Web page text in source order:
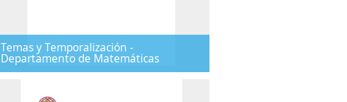
Temas y Temporalización -
Departamento de Matemáticas